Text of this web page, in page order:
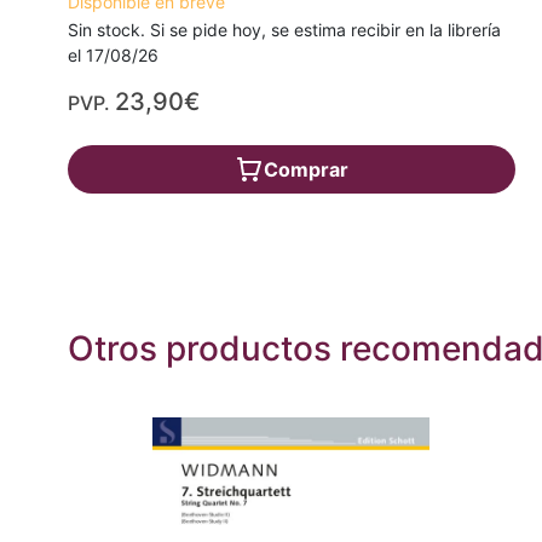
Sin stock. Si se pide hoy, se estima recibir en la librería
el 17/08/26
PVP. 23,90€
Comprar
Otros productos